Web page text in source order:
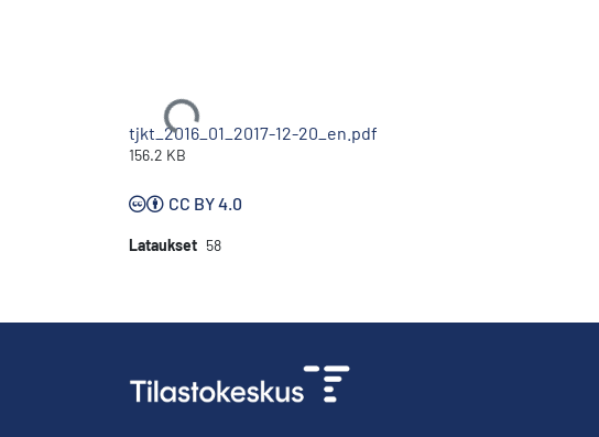
Ladataan...
tjkt_2016_01_2017-12-20_en.pdf
156.2 KB
CC BY 4.0
Lataukset 58